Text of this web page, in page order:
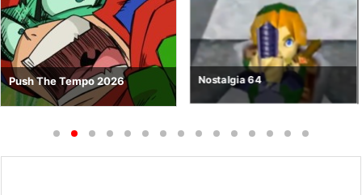
Push The Tempo 2026 Nostalgia 64